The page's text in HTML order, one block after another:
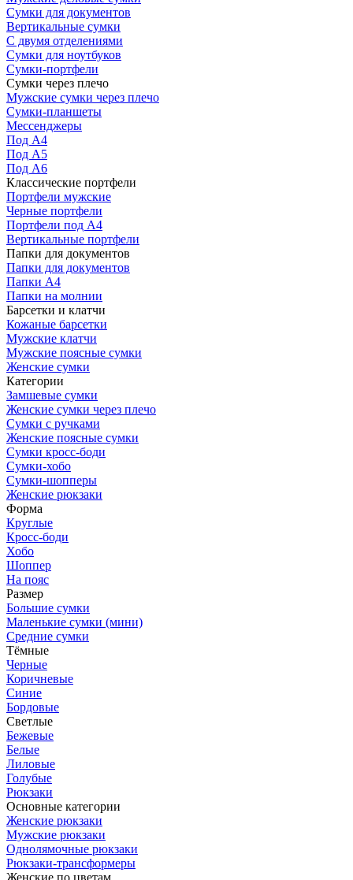
Сумки для документов
Вертикальные сумки
С двумя отделениями
Сумки для ноутбуков
Сумки-портфели
Сумки через плечо
Мужские сумки через плечо
Сумки-планшеты
Мессенджеры
Под А4
Под А5
Под А6
Классические портфели
Портфели мужские
Черные портфели
Портфели под А4
Вертикальные портфели
Папки для документов
Папки для документов
Папки А4
Папки на молнии
Барсетки и клатчи
Кожаные барсетки
Мужские клатчи
Мужские поясные сумки
Женские сумки
Категории
Замшевые сумки
Женские сумки через плечо
Сумки с ручками
Женские поясные сумки
Сумки кросс-боди
Сумки-хобо
Сумки-шопперы
Женские рюкзаки
Форма
Круглые
Кросс-боди
Хобо
Шоппер
На пояс
Размер
Большие сумки
Маленькие сумки (мини)
Средние сумки
Тёмные
Черные
Коричневые
Синие
Бордовые
Светлые
Бежевые
Белые
Лиловые
Голубые
Рюкзаки
Основные категории
Женские рюкзаки
Мужские рюкзаки
Однолямочные рюкзаки
Рюкзаки-трансформеры
Женские по цветам